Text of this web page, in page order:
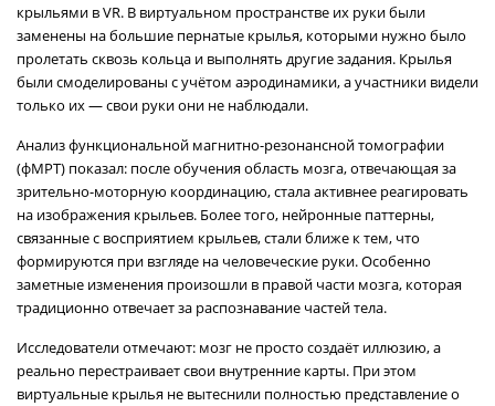
крыльями в VR. В виртуальном пространстве их руки были
заменены на большие пернатые крылья, которыми нужно было
пролетать сквозь кольца и выполнять другие задания. Крылья
были смоделированы с учётом аэродинамики, а участники видели
только их — свои руки они не наблюдали.
Анализ функциональной магнитно-резонансной томографии
(фМРТ) показал: после обучения область мозга, отвечающая за
зрительно-моторную координацию, стала активнее реагировать
на изображения крыльев. Более того, нейронные паттерны,
связанные с восприятием крыльев, стали ближе к тем, что
формируются при взгляде на человеческие руки. Особенно
заметные изменения произошли в правой части мозга, которая
традиционно отвечает за распознавание частей тела.
Исследователи отмечают: мозг не просто создаёт иллюзию, а
реально перестраивает свои внутренние карты. При этом
виртуальные крылья не вытеснили полностью представление о